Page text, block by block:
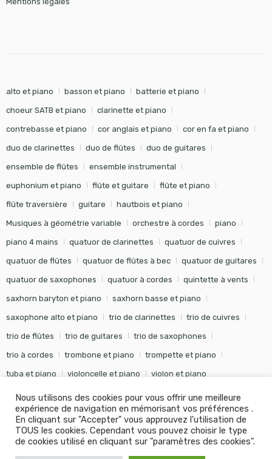
alto et piano basson et piano batterie et piano
choeur SATB et piano clarinette et piano
contrebasse et piano cor anglais et piano cor en fa et piano
duo de clarinettes duo de flûtes duo de guitares
ensemble de flûtes ensemble instrumental
euphonium et piano flûte et guitare flûte et piano
flûte traversière guitare hautbois et piano
Musiques à géométrie variable orchestre à cordes piano
piano 4 mains quatuor de clarinettes quatuor de cuivres
quatuor de flûtes quatuor de flûtes à bec quatuor de guitares
quatuor de saxophones quatuor à cordes quintette à vents
saxhorn baryton et piano saxhorn basse et piano
saxophone alto et piano trio de clarinettes trio de cuivres
trio de flûtes trio de guitares trio de saxophones
trio à cordes trombone et piano trompette et piano
tuba et piano violoncelle et piano violon et piano
© Editions Soldano - Tous droits réservés - Conception Khalid
Nous utilisons des cookies pour vous offrir une meilleure
expérience de navigation en mémorisant vos préférences .
En cliquant sur "Accepter" vous approuvez l'utilisation de
TOUS les cookies. Cependant vous pouvez choisir le type
de cookies utilisé en cliquant sur "paramètres des cookies".